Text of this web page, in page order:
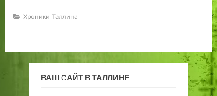
Хроники Таллина
ВАШ САЙТ В ТАЛЛИНЕ